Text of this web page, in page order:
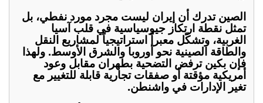
الصين تدرك أن إيران ليست مجرد مورد نفطي، بل
تمثل نقطة ارتكاز جيوسياسية في قلب آسيا
الغربية، وتشكّل معبراً استراتيجياً لمشاريع النقل
والطاقة الصينية نحو أوروبا والشرق الأوسط. ولهذا
فإن بكين ترفض التضحية بطهران مقابل وعود
أمريكية مؤقتة أو صفقات تجارية قابلة للتغيير مع
تغير الإدارات في واشنطن.